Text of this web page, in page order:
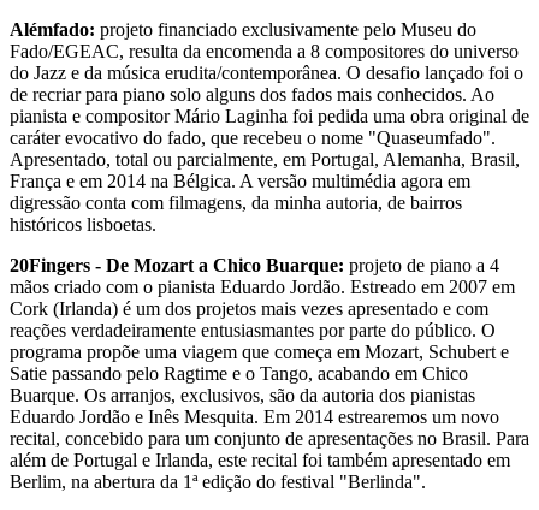
Alémfado: projeto financiado exclusivamente pelo Museu do
Fado/EGEAC, resulta da encomenda a 8 compositores do universo
do Jazz e da música erudita/contemporânea. O desafio lançado foi o
de recriar para piano solo alguns dos fados mais conhecidos. Ao
pianista e compositor Mário Laginha foi pedida uma obra original de
caráter evocativo do fado, que recebeu o nome "Quaseumfado".
Apresentado, total ou parcialmente, em Portugal, Alemanha, Brasil,
França e em 2014 na Bélgica. A versão multimédia agora em
digressão conta com filmagens, da minha autoria, de bairros
históricos lisboetas.
20Fingers - De Mozart a Chico Buarque: projeto de piano a 4
mãos criado com o pianista Eduardo Jordão. Estreado em 2007 em
Cork (Irlanda) é um dos projetos mais vezes apresentado e com
reações verdadeiramente entusiasmantes por parte do público. O
programa propõe uma viagem que começa em Mozart, Schubert e
Satie passando pelo Ragtime e o Tango, acabando em Chico
Buarque. Os arranjos, exclusivos, são da autoria dos pianistas
Eduardo Jordão e Inês Mesquita. Em 2014 estrearemos um novo
recital, concebido para um conjunto de apresentações no Brasil. Para
além de Portugal e Irlanda, este recital foi também apresentado em
Berlim, na abertura da 1ª edição do festival "Berlinda".